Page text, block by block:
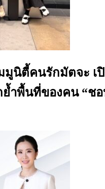
นิตี้คนรักมัตจะ เ
ำพื้นที่ของคน “ชอ